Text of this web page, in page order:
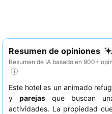
Resumen de opiniones
Resumen de IA basado en 900+
Este hotel es un animado
y parejas que buscan
actividades. La propiedad